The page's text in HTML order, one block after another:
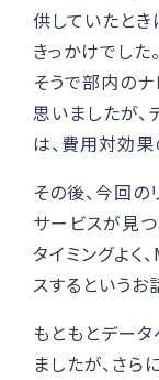
供していたと
きっかけでし
そうで部内の
思いましたが
は、費用対効
その後、今回
サービスが見
タイミングよく
スするというお
もともとデー
ましたが、さ